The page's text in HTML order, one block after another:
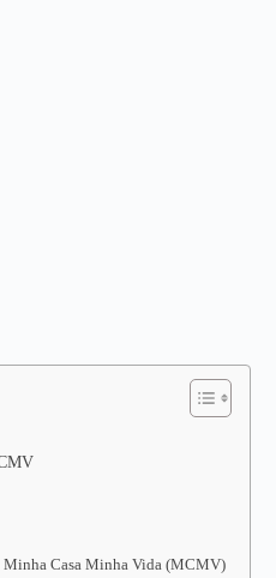
Minha Casa Minha Vida (MCMV)